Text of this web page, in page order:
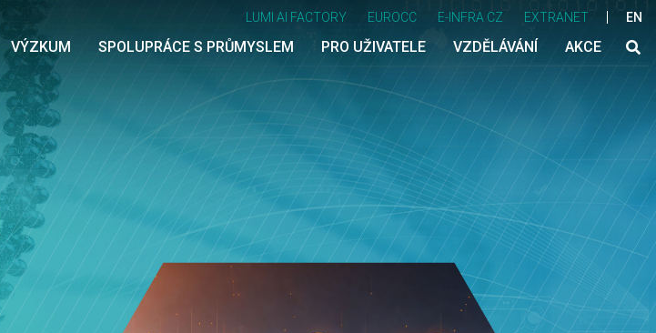
LUMI AI FACTORY EUROCC E-INFRA CZ EXTRANET EN
VÝZKUM SPOLUPRÁCE S PRŮMYSLEM PRO UŽIVATELE VZDĚLÁVÁNÍ AKCE